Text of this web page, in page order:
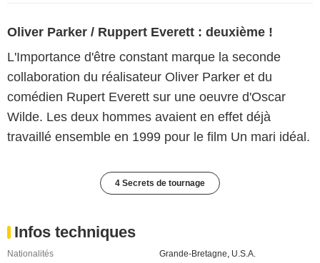
Oliver Parker / Ruppert Everett : deuxième !
L'Importance d'être constant marque la seconde
collaboration du réalisateur Oliver Parker et du
comédien Rupert Everett sur une oeuvre d'Oscar
Wilde. Les deux hommes avaient en effet déjà
travaillé ensemble en 1999 pour le film Un mari idéal.
4 Secrets de tournage
Infos techniques
Nationalités Grande-Bretagne, U.S.A.